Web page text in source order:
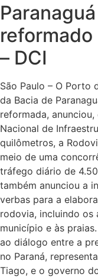
reformado
– DCI
São Paulo – O Porto
da Bacia de
reformada,
Nacional de
quilômetros, a
meio de uma
tráfego diário de
também anunciou a
verbas para a
rodovia, incluindo
município e às
ao diálogo entre a
no Paraná,
Tiago, e o governo